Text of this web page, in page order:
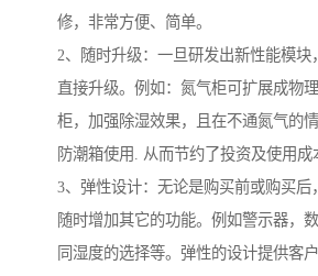
修，非常方便、简单。
2、随时升级：一旦研发出新性能模块
直接升级。例如：氮气柜可扩展成物
柜，加强除湿效果，且在不通氮气的
防潮箱使用. 从而节约了投资及使用成
3、弹性设计：无论是购买前或购买后
随时增加其它的功能。例如警示器，
同湿度的选择等。弹性的设计提供客